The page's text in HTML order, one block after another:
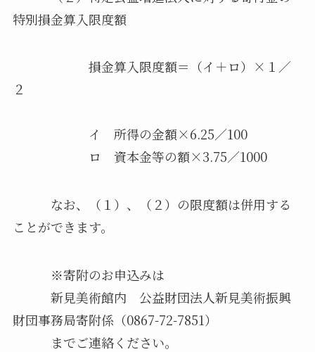
特別損金算入限度額
損金算入限度額＝（イ＋ロ）×１／
２
イ 所得の金額×6.25／100
ロ 資本金等の額×3.75／1000
なお、（１）、（２）の限度額は併用する
ことができます。
※寄附のお申込みは
新見美術館内 公益財団法人新見美術振興
財団事務局寄附係（0867-72-7851）
までご連絡ください。